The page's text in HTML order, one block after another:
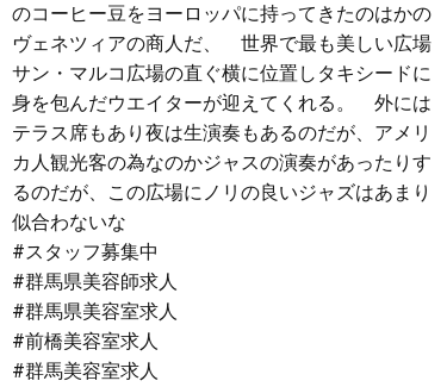
のコーヒー豆をヨーロッパに持ってきたのはかの
ヴェネツィアの商人だ、 世界で最も美しい広場
サン・マルコ広場の直ぐ横に位置しタキシードに
身を包んだウエイターが迎えてくれる。 外には
テラス席もあり夜は生演奏もあるのだが、アメリ
カ人観光客の為なのかジャスの演奏があったりす
るのだが、この広場にノリの良いジャズはあまり
似合わないな
#スタッフ募集中
#群馬県美容師求人
#群馬県美容室求人
#前橋美容室求人
#群馬美容室求人